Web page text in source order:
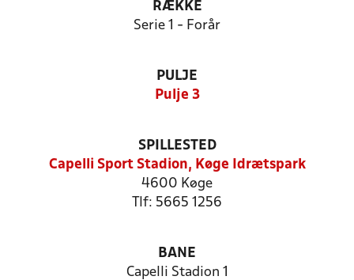
RÆKKE
Serie 1 - Forår
PULJE
Pulje 3
SPILLESTED
Capelli Sport Stadion, Køge Idrætspark
4600 Køge
Tlf: 5665 1256
BANE
Capelli Stadion 1